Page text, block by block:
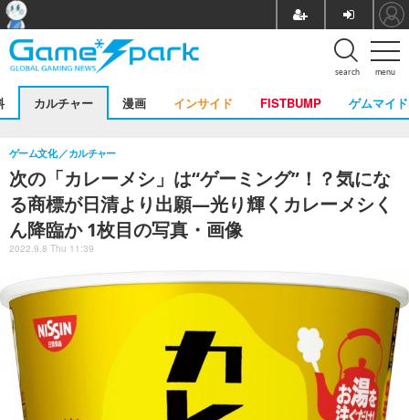
menu
search
カルチャー 漫画 インサイド FISTBUMP ゲムマイド
次の「カレーメシ」は“ゲーミング”！？気にな
る商標が日清より出願―光り輝くカレーメシく
ん降臨か 1枚目の写真・画像
ゲーム文化 カルチャー
2022.9.8 Thu 11:39